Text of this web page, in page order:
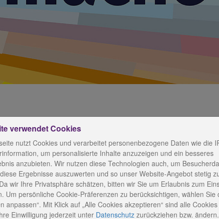
vermittelt
im Diakonieladen Bad Lobenstein, welches
gefördert wird, soll in diesem Jahr ein
verwendet Cookies
nutzt Cookies und verarbeitet personenbezogene Daten wie die
um personalisierte Inhalte anzuzeigen und ein besseres
anzubieten. Wir nutzen diese Technologien auch, um
Ergebnisse auszuwerten und so unser Website-Angebot stetig
wir Ihre Privatsphäre schätzen, bitten wir Sie um Erlaubnis zum
Um persönliche Cookie-Präferenzen zu berücksichtigen, wählen Sie
anpassen“. Mit Klick auf „Alle Cookies akzeptieren“ sind alle
Einwilligung jederzeit unter Datenschutz zurückziehen bzw. ändern.